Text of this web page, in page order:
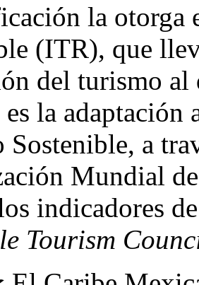
la
(ITR), que
del turismo al
es la
Sostenible, a
Mundial
indicadores
Tourism